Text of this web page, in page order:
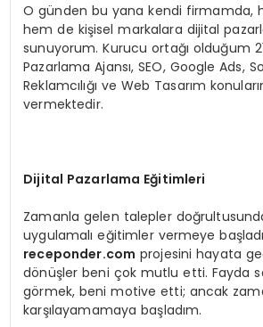
O günden bu yana kendi firmamda,
hem de kişisel markalara dijital
sunuyorum. Kurucu ortağı olduğum
Pazarlama Ajansı, SEO, Google Ads,
Reklamcılığı ve Web Tasarım
vermektedir.
Dijital Pazarlama Eğitimleri
Zamanla gelen talepler
uygulamalı eğitimler vermeye
receponder.com projesini hayata
dönüşler beni çok mutlu etti. Fayda
görmek, beni motive etti; ancak
karşılayamamaya başladım.